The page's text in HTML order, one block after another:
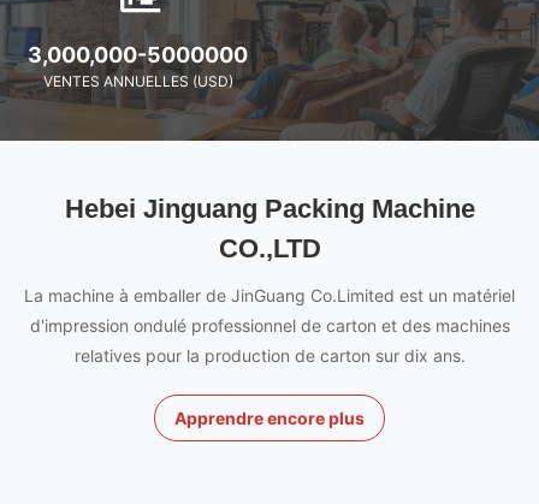
3,000,000-5000000
VENTES ANNUELLES (USD)
Hebei Jinguang Packing Machine
CO.,LTD
La machine à emballer de JinGuang Co.Limited est un matériel
d'impression ondulé professionnel de carton et des machines
relatives pour la production de carton sur dix ans.
Apprendre encore plus